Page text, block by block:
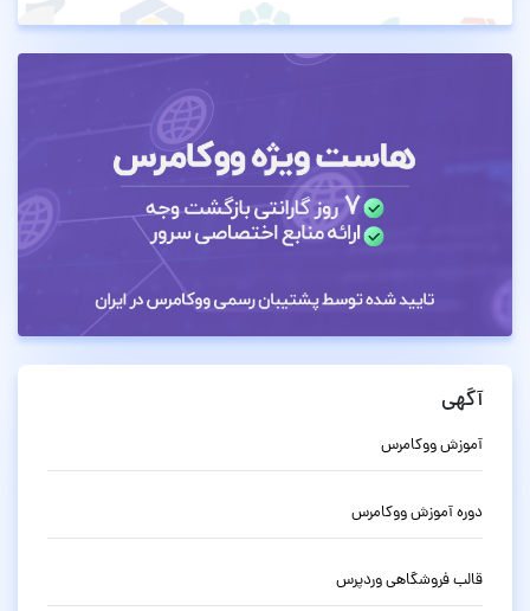
آگهی
آموزش ووکامرس
دوره آموزش ووکامرس
قالب فروشگاهی وردپرس